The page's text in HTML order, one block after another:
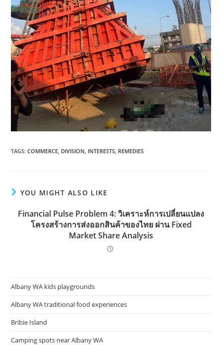
TAGS:COMMERCE DIVISION INTERESTS REMEDIES
YOU MIGHT ALSO LIKE
Financial Pulse Problem 4: วิเคราะห์การเปลี่ยนแปลง
โครงสร้างการส่งออกสินค้าของไทย ผ่าน Fixed
Market Share Analysis
Albany WA kids playgrounds
Albany WA traditional food experiences
Bribie Island
Camping spots near Albany WA